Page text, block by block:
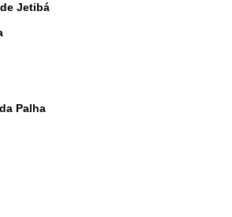
de Jetibá
Palha